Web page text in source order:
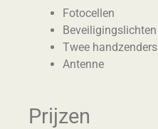
Fotocellen
Beveiligingslichten
Twee handzenders
Antenne
Prijzen